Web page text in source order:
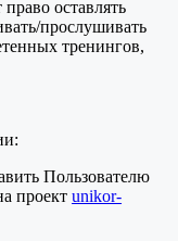
оставлять
прослушивать
тренингов,
Пользователю
проект unikor-